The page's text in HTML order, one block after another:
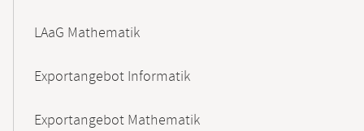
LAaG Mathematik
Exportangebot Informatik
Exportangebot Mathematik